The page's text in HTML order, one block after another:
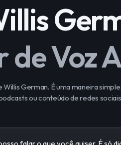
Voz
German. É uma maneira
ou conteúdo de redes